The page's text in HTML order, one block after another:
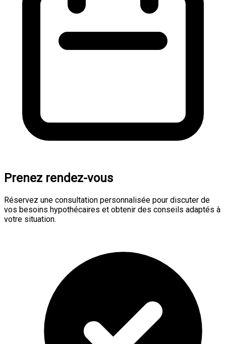
Prenez rendez-vous
Réservez une consultation personnalisée pour discuter de
vos besoins hypothécaires et obtenir des conseils adaptés à
votre situation.